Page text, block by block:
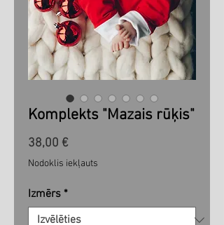
Komplekts "Mazais rūķis"
38,00 €Cena
Nodoklis iekļauts
Izmērs *